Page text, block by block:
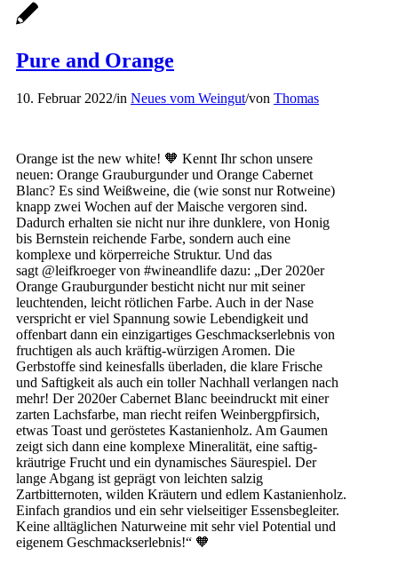
Pure and Orange
10. Februar 2022/in Neues vom Weingut/von Thomas
Orange ist the new white! 🧡 Kennt Ihr schon unsere
neuen: Orange Grauburgunder und Orange Cabernet
Blanc? Es sind Weißweine, die (wie sonst nur Rotweine)
knapp zwei Wochen auf der Maische vergoren sind.
Dadurch erhalten sie nicht nur ihre dunklere, von Honig
bis Bernstein reichende Farbe, sondern auch eine
komplexe und körperreiche Struktur. Und das
sagt @leifkroeger von #wineandlife dazu: „Der 2020er
Orange Grauburgunder besticht nicht nur mit seiner
leuchtenden, leicht rötlichen Farbe. Auch in der Nase
verspricht er viel Spannung sowie Lebendigkeit und
offenbart dann ein einzigartiges Geschmackserlebnis von
fruchtigen als auch kräftig-würzigen Aromen. Die
Gerbstoffe sind keinesfalls überladen, die klare Frische
und Saftigkeit als auch ein toller Nachhall verlangen nach
mehr! Der 2020er Cabernet Blanc beeindruckt mit einer
zarten Lachsfarbe, man riecht reifen Weinbergpfirsich,
etwas Toast und geröstetes Kastanienholz. Am Gaumen
zeigt sich dann eine komplexe Mineralität, eine saftig-
kräutrige Frucht und ein dynamisches Säurespiel. Der
lange Abgang ist geprägt von leichten salzig
Zartbitternoten, wilden Kräutern und edlem Kastanienholz.
Einfach grandios und ein sehr vielseitiger Essensbegleiter.
Keine alltäglichen Naturweine mit sehr viel Potential und
eigenem Geschmackserlebnis!“ 🧡